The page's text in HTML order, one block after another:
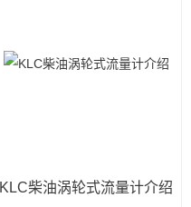
KLC柴油涡轮式流量计介绍